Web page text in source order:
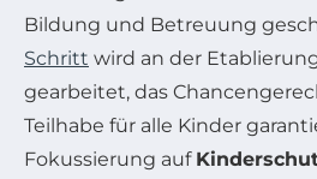
Bildung und Betreuung
Schritt wird an der
gearbeitet, das
Teilhabe für alle Kinder
Fokussierung auf